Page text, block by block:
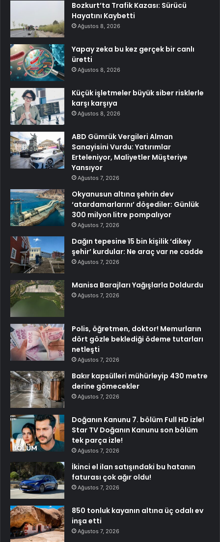
Bozkurt’ta Trafik Kazası: Sürücü
Hayatını Kaybetti
Ağustos 8, 2026
Yapay zeka bu kez gerçek bir canlı
üretti
Ağustos 8, 2026
Küçük işletmeler büyük siber risklerle
karşı karşıya
Ağustos 8, 2026
ABD Gümrük Vergileri Alman
Sanayisini Vurdu: Yatırımlar
Erteleniyor, Maliyetler Müşteriye
Yansıyor
Ağustos 7, 2026
Okyanusun altına şehrin dev
‘atardamarlarını’ döşediler: Günlük
300 milyon litre pompalıyor
Ağustos 7, 2026
Dağın tepesine 15 bin kişilik ‘dikey
şehir’ kurdular: Ne araç var ne cadde
Ağustos 7, 2026
Manisa Barajları Yağışlarla Doldurdu
Ağustos 7, 2026
Polis, öğretmen, doktor! Memurların
dört gözle beklediği ödeme tutarları
netleşti
Ağustos 7, 2026
Bakır kapsülleri mühürleyip 430 metre
derine gömecekler
Ağustos 7, 2026
Doğanın Kanunu 7. bölüm Full HD izle!
Star TV Doğanın Kanunu son bölüm
tek parça izle!
Ağustos 7, 2026
İkinci el ilan satışındaki bu hatanın
faturası çok ağır oldu!
Ağustos 7, 2026
850 tonluk kayanın altına üç odalı ev
inşa etti
Ağustos 7, 2026